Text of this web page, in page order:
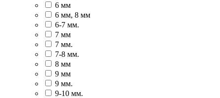
6 мм
6 мм, 8 мм
6-7 мм.
7 мм
7 мм.
7-8 мм.
8 мм
9 мм
9 мм.
9-10 мм.